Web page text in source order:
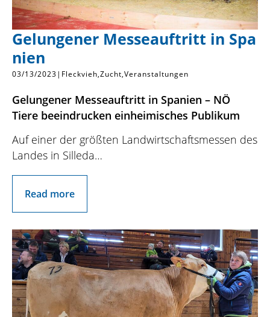
Gelungener Messeauftritt in Spa
nien
03/13/2023| Fleckvieh Zucht Veranstaltungen
Gelungener Messeauftritt in Spanien – NÖ
Tiere beeindrucken einheimisches Publikum
Auf einer der größten Landwirtschaftsmessen des
Landes in Silleda…
Read more